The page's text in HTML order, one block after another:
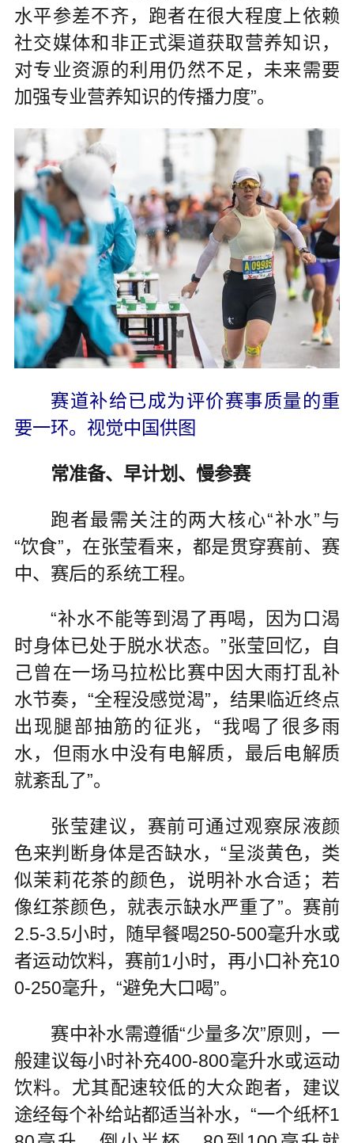
水平参差不齐，跑者在很大程度上依赖
社交媒体和非正式渠道获取营养知识，
对专业资源的利用仍然不足，未来需要
加强专业营养知识的传播力度”。
赛道补给已成为评价赛事质量的重
要一环。视觉中国供图
常准备、早计划、慢参赛
跑者最需关注的两大核心“补水”与
“饮食”，在张莹看来，都是贯穿赛前、赛
中、赛后的系统工程。
“补水不能等到渴了再喝，因为口渴
时身体已处于脱水状态。”张莹回忆，自
己曾在一场马拉松比赛中因大雨打乱补
水节奏，“全程没感觉渴”，结果临近终点
出现腿部抽筋的征兆，“我喝了很多雨
水，但雨水中没有电解质，最后电解质
就紊乱了”。
张莹建议，赛前可通过观察尿液颜
色来判断身体是否缺水，“呈淡黄色，类
似茉莉花茶的颜色，说明补水合适；若
像红茶颜色，就表示缺水严重了”。赛前
2.5-3.5小时，随早餐喝250-500毫升水或
者运动饮料，赛前1小时，再小口补充10
0-250毫升，“避免大口喝”。
赛中补水需遵循“少量多次”原则，一
般建议每小时补充400-800毫升水或运动
饮料。尤其配速较低的大众跑者，建议
途经每个补给站都适当补水，“一个纸杯1